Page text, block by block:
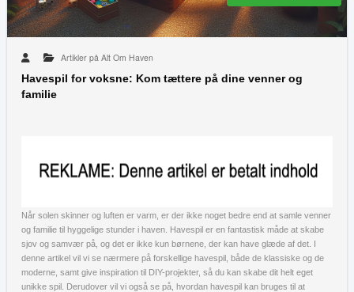
Artikler på Alt Om Haven
Havespil for voksne: Kom tættere på dine venner og
familie
Når solen skinner og luften er varm, er der ikke noget bedre end at samle venner
og familie til hyggelige stunder i haven. Havespil er en fantastisk måde at skabe
sjov og samvær på, og det er ikke kun børnene, der kan have glæde af det. I
denne artikel vil vi se nærmere på forskellige havespil, både de klassiske og de
moderne, samt give inspiration til DIY-projekter, så du kan skabe dit helt eget
unikke spil. Derudover vil vi også se på, hvordan havespil kan bruges til at